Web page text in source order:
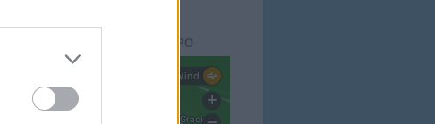
PREVISÃO DO ESTADO DO TEMPO